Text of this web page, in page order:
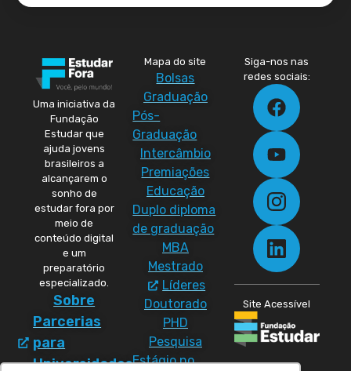
Uma iniciativa da
Fundação
Estudar que
ajuda jovens
brasileiros a
alcançarem o
sonho de
estudar fora por
meio de
conteúdo digital
e um
preparatório
especializado.
Sobre
Parcerias
para
Universidades
Mapa do site
Bolsas
Graduação
Pós-
Graduação
Intercâmbio
Premiações
Educação
Duplo diploma
de graduação
MBA
Mestrado
Líderes
Doutorado
PHD
Pesquisa
Estágio no
Siga-nos nas
redes sociais:
Site Acessível